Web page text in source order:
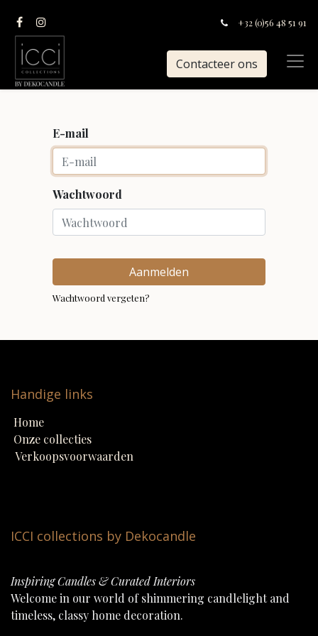
+32 (0)56 48 51 91
Contacteer ons
E-mail
Wachtwoord
Aanmelden
Wachtwoord vergeten?
Handige links
Home
Onze collecties
Verkoopsvoorwaarden
ICCI collections by Dekocandle
Inspiring Candles & Curated Interiors
Welcome in our world of shimmering candlelight and
timeless, classy home decoration.